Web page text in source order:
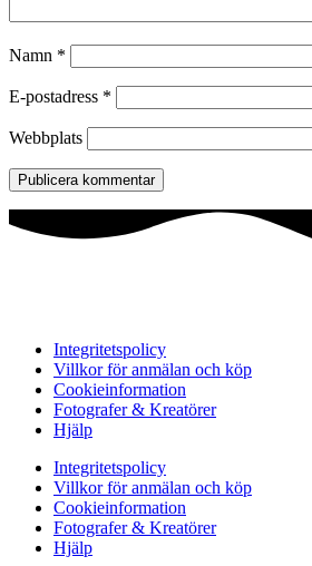
Namn *
E-postadress *
Webbplats
Integritetspolicy
Villkor för anmälan och köp
Cookieinformation
Fotografer & Kreatörer
Hjälp
Integritetspolicy
Villkor för anmälan och köp
Cookieinformation
Fotografer & Kreatörer
Hjälp